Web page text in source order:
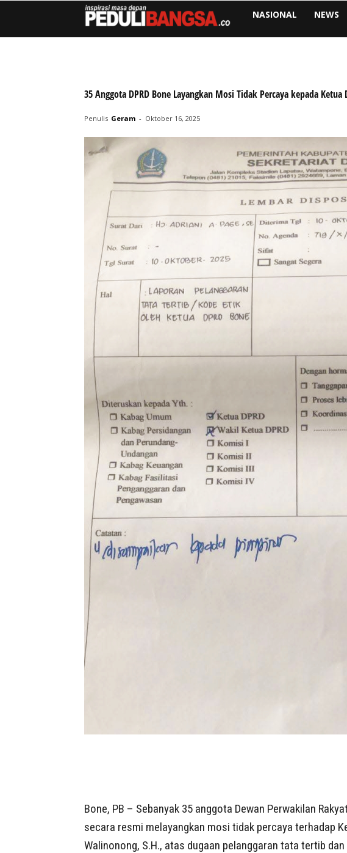
NASIONAL NEWS
35 Anggota DPRD Bone Layangkan Mosi Tidak Percaya kepada Ketua
Penulis Geram - Oktober 16, 2025
Bone, PB – Sebanyak 35 anggota Dewan Perwakilan
secara resmi melayangkan mosi tidak percaya terhadap
Walinonong, S.H., atas dugaan pelanggaran tata tertib